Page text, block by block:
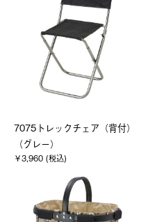
7075トレックチェア（背付）
（グレー）
￥3,960 (税込)